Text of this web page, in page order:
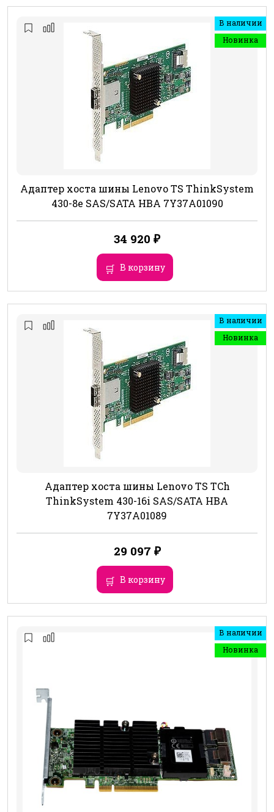
В наличии
Новинка
Адаптер хоста шины Lenovo TS ThinkSystem
430-8e SAS/SATA HBA 7Y37A01090
34 920 ₽
В корзину
В наличии
Новинка
Адаптер хоста шины Lenovo TS TCh
ThinkSystem 430-16i SAS/SATA HBA
7Y37A01089
29 097 ₽
В корзину
В наличии
Новинка